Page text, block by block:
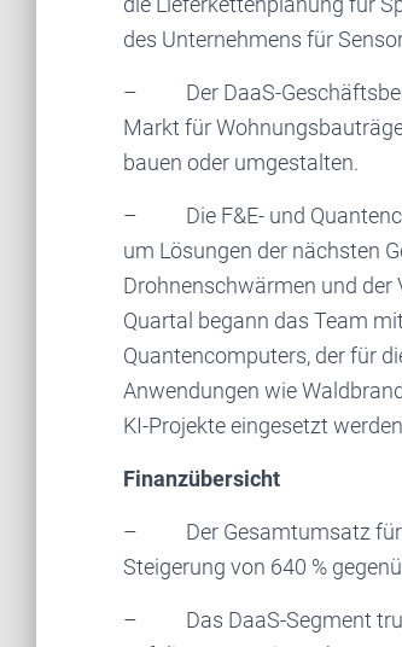
des Unternehmens für
– Der DaaS-
Markt für
bauen oder umgestalten.
– Die F&E- und
um Lösungen der nächsten
Drohnenschwärmen und der
Quartal begann das Team
Quantencomputers, der für
Anwendungen wie
KI-Projekte eingesetzt
Finanzübersicht
– Der Gesamtumsatz für
Steigerung von 640 %
– Das DaaS-Segment trug